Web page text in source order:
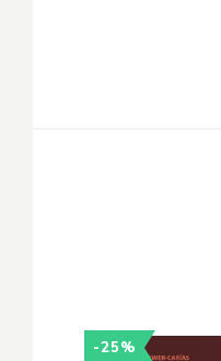
-25%